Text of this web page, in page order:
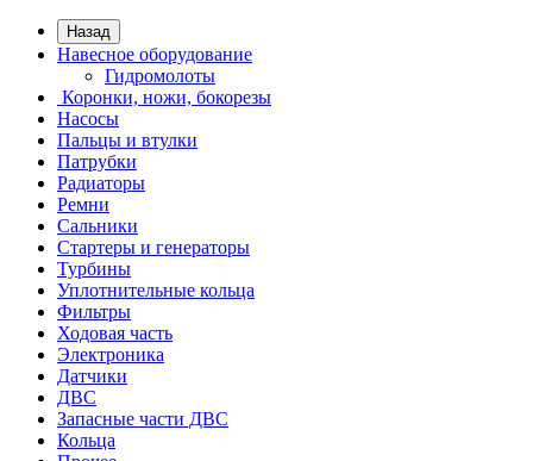
Назад
Навесное оборудование
Гидромолоты
Коронки, ножи, бокорезы
Насосы
Пальцы и втулки
Патрубки
Радиаторы
Ремни
Сальники
Стартеры и генераторы
Турбины
Уплотнительные кольца
Фильтры
Ходовая часть
Электроника
Датчики
ДВС
Запасные части ДВС
Кольца